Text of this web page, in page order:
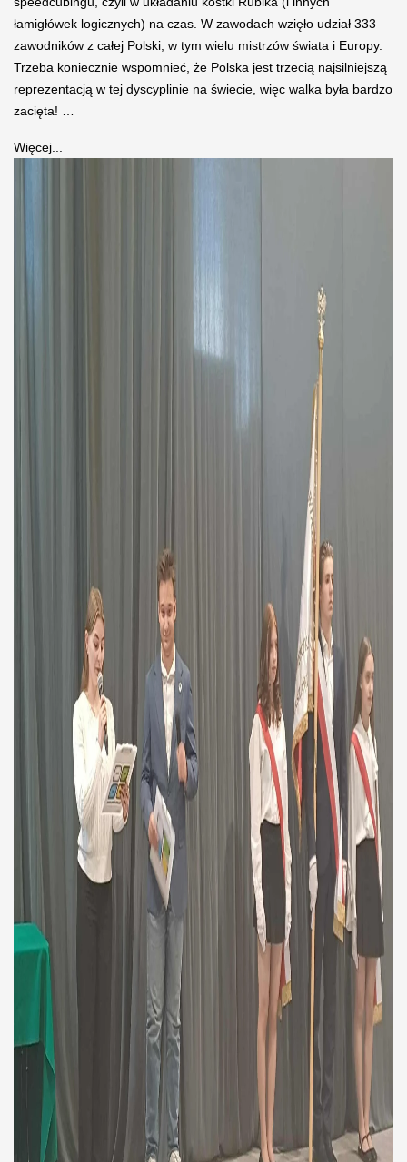
łamigłówek logicznych) na czas. W zawodach wzięło udział 333
zawodników z całej Polski, w tym wielu mistrzów świata i Europy.
Trzeba koniecznie wspomnieć, że Polska jest trzecią najsilniejszą
reprezentacją w tej dyscyplinie na świecie, więc walka była bardzo
zacięta! …
Więcej...